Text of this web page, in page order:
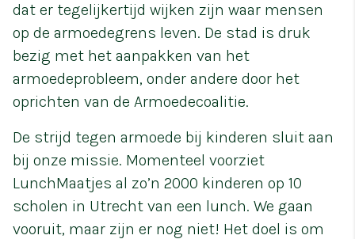
dat er tegelijkertijd wijken zijn waar mensen
op de armoedegrens leven. De stad is druk
bezig met het aanpakken van het
armoedeprobleem, onder andere door het
oprichten van de Armoedecoalitie.
De strijd tegen armoede bij kinderen sluit aan
bij onze missie. Momenteel voorziet
LunchMaatjes al zo’n 2000 kinderen op 10
scholen in Utrecht van een lunch. We gaan
vooruit, maar zijn er nog niet! Het doel is om